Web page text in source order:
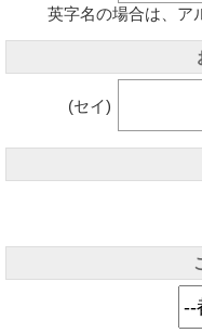
英字名の場合は、ア
(セイ)